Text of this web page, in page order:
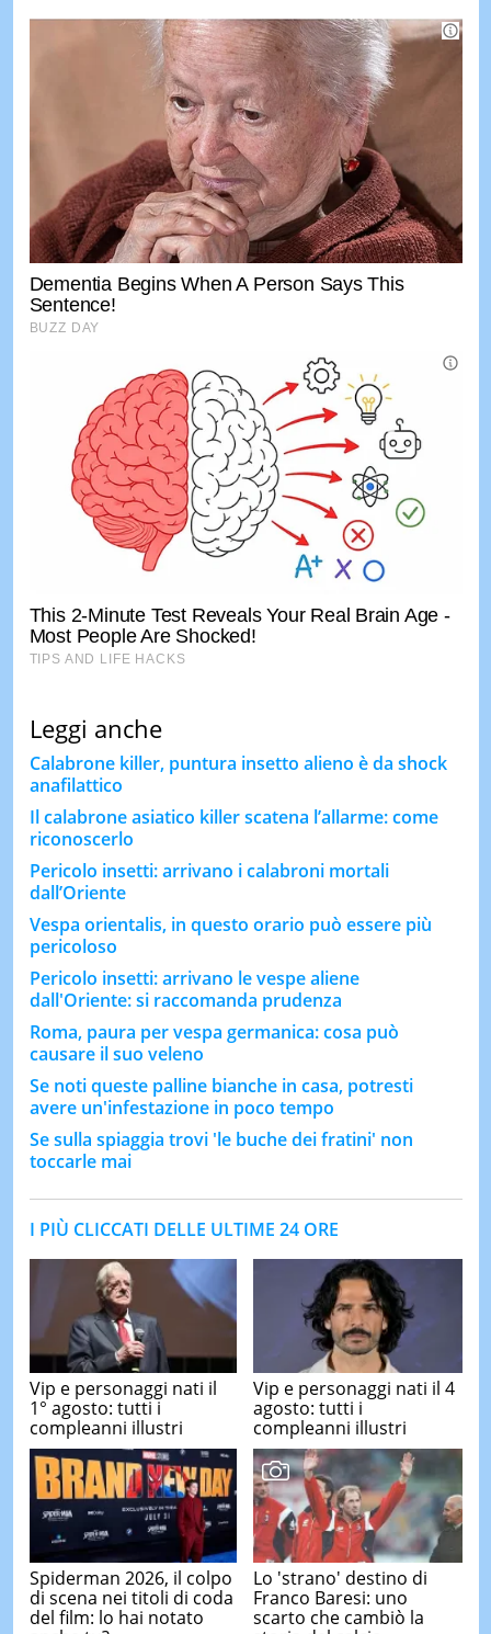
Leggi anche
Calabrone killer, puntura insetto alieno è da shock
anafilattico
Il calabrone asiatico killer scatena l’allarme: come
riconoscerlo
Pericolo insetti: arrivano i calabroni mortali
dall’Oriente
Vespa orientalis, in questo orario può essere più
pericoloso
Pericolo insetti: arrivano le vespe aliene
dall'Oriente: si raccomanda prudenza
Roma, paura per vespa germanica: cosa può
causare il suo veleno
Se noti queste palline bianche in casa, potresti
avere un'infestazione in poco tempo
Se sulla spiaggia trovi 'le buche dei fratini' non
toccarle mai
I PIÙ CLICCATI DELLE ULTIME 24 ORE
Vip e personaggi nati il
1° agosto: tutti i
compleanni illustri
Vip e personaggi nati il 4
agosto: tutti i
compleanni illustri
Spiderman 2026, il colpo
di scena nei titoli di coda
del film: lo hai notato
Lo 'strano' destino di
Franco Baresi: uno
scarto che cambiò la